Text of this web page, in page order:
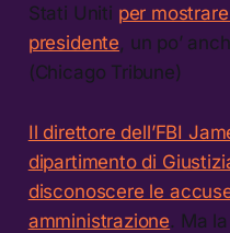
Stati Uniti per
presidente , un po’
(Chicago Tribune)
Il direttore dell’FBI
dipartimento di
disconoscere le
amministrazione. Ma